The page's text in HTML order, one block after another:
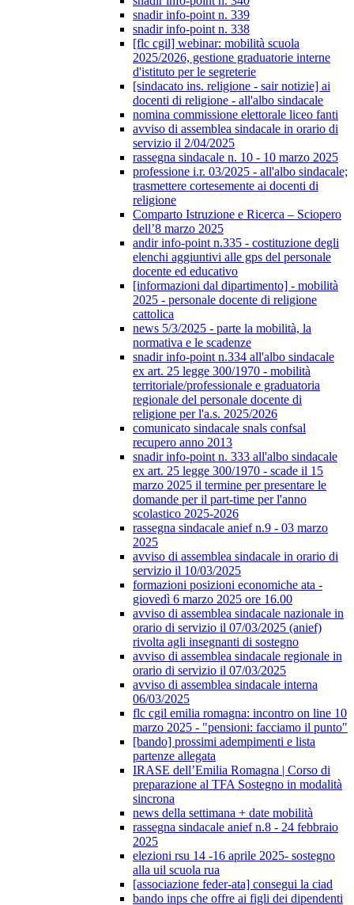
snadir info-point n. 339
snadir info-point n. 338
[flc cgil] webinar: mobilità scuola
2025/2026, gestione graduatorie interne
d'istituto per le segreterie
[sindacato ins. religione - sair notizie] ai
docenti di religione - all'albo sindacale
nomina commissione elettorale liceo fanti
avviso di assemblea sindacale in orario di
servizio il 2/04/2025
rassegna sindacale n. 10 - 10 marzo 2025
professione i.r. 03/2025 - all'albo sindacale;
trasmettere cortesemente ai docenti di
religione
Comparto Istruzione e Ricerca – Sciopero
dell’8 marzo 2025
andir info-point n.335 - costituzione degli
elenchi aggiuntivi alle gps del personale
docente ed educativo
[informazioni dal dipartimento] - mobilità
2025 - personale docente di religione
cattolica
news 5/3/2025 - parte la mobilità, la
normativa e le scadenze
snadir info-point n.334 all'albo sindacale
ex art. 25 legge 300/1970 - mobilità
territoriale/professionale e graduatoria
regionale del personale docente di
religione per l'a.s. 2025/2026
comunicato sindacale snals confsal
recupero anno 2013
snadir info-point n. 333 all'albo sindacale
ex art. 25 legge 300/1970 - scade il 15
marzo 2025 il termine per presentare le
domande per il part-time per l'anno
scolastico 2025-2026
rassegna sindacale anief n.9 - 03 marzo
2025
avviso di assemblea sindacale in orario di
servizio il 10/03/2025
formazioni posizioni economiche ata -
giovedì 6 marzo 2025 ore 16.00
avviso di assemblea sindacale nazionale in
orario di servizio il 07/03/2025 (anief)
rivolta agli insegnanti di sostegno
avviso di assemblea sindacale regionale in
orario di servizio il 07/03/2025
avviso di assemblea sindacale interna
06/03/2025
flc cgil emilia romagna: incontro on line 10
marzo 2025 - "pensioni: facciamo il punto"
[bando] prossimi adempimenti e lista
partenze allegata
IRASE dell’Emilia Romagna | Corso di
preparazione al TFA Sostegno in modalità
sincrona
news della settimana + date mobilità
rassegna sindacale anief n.8 - 24 febbraio
2025
elezioni rsu 14 -16 aprile 2025- sostegno
alla uil scuola rua
[associazione feder-ata] consegui la ciad
bando inps che offre ai figli dei dipendenti